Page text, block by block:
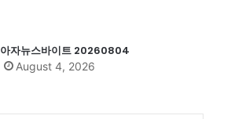
아자뉴스바이트 20260804
August 4, 2026